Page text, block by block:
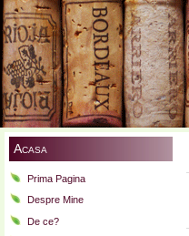
Acasa
Prima Pagina
Despre Mine
De ce?